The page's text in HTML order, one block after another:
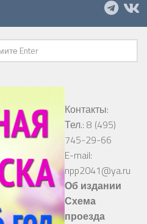
Контакты:
Тел.: 8 (495)
745-29-66
E-mail:
npp2041@ya.ru
Об издании
Схема
проезда